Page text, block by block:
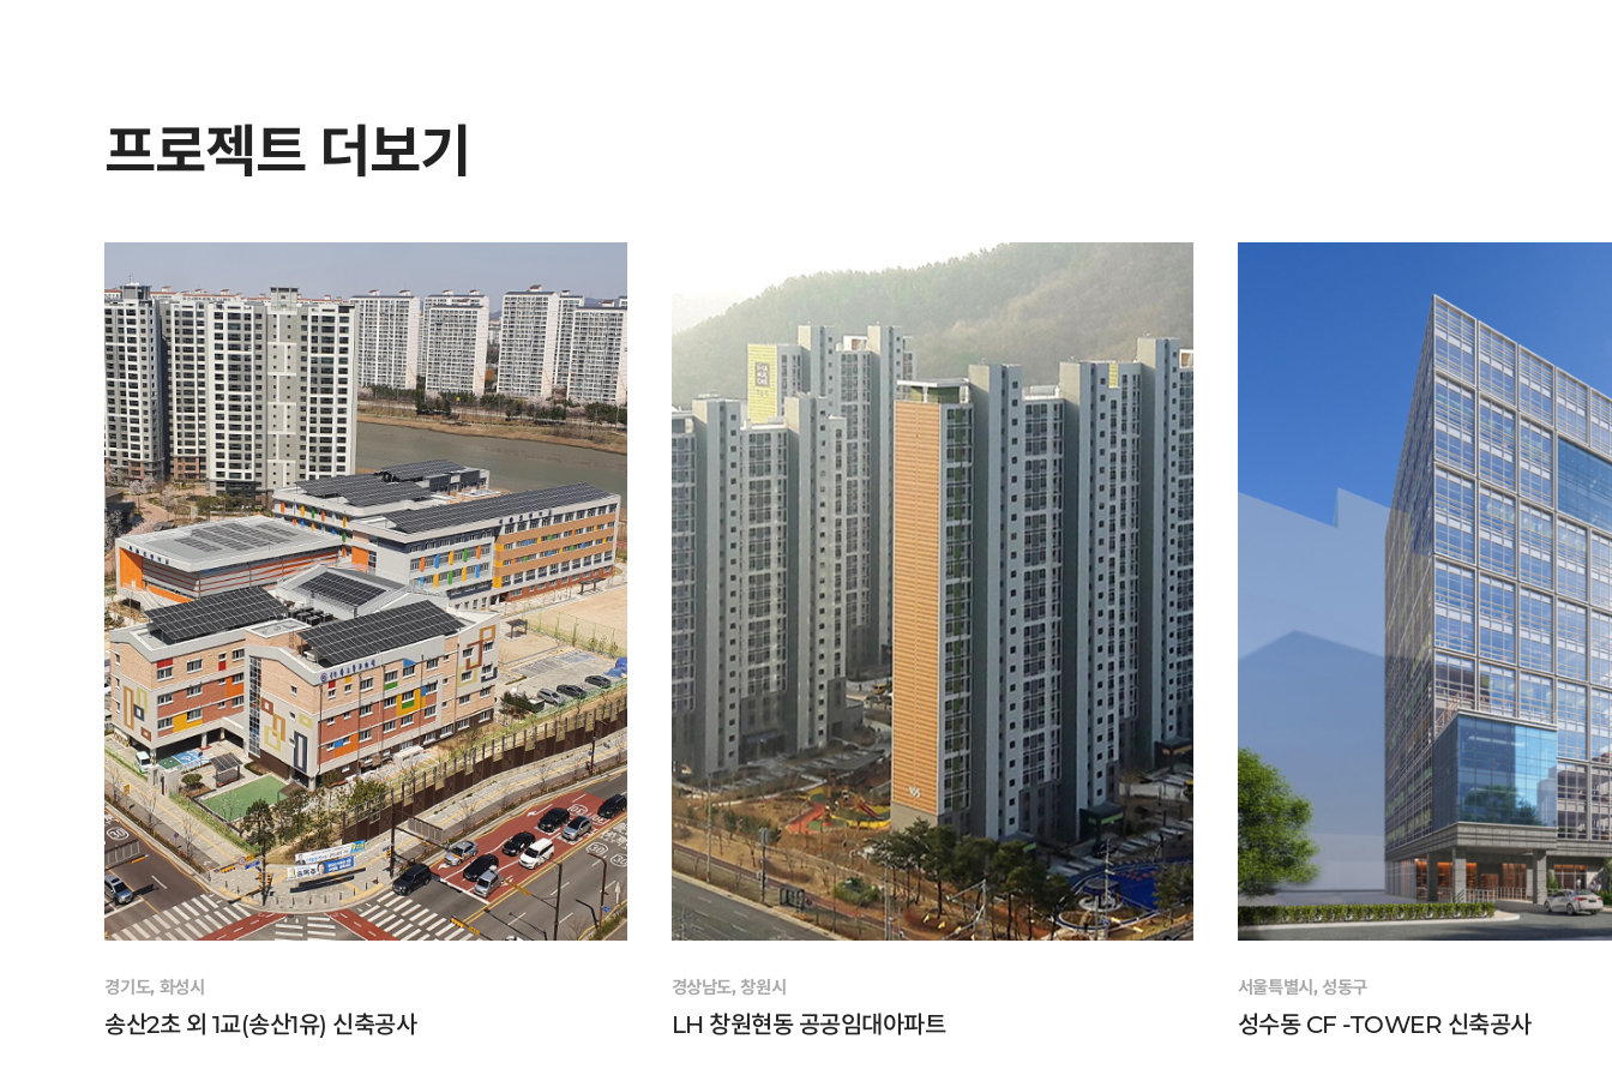
프로젝트 더보기
경기도, 화성시
송산2초 외 1교(송산1유) 신축공사
경상남도, 창원시
LH 창원현동 공공임대아파트
서울특별시, 성동구
성수동 CF -TOWER 신축공사